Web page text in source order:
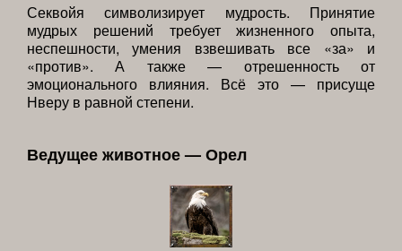
Секвойя символизирует мудрость. Принятие
мудрых решений требует жизненного опыта,
неспешности, умения взвешивать все «за» и
«против». А также — отрешенность от
эмоционального влияния. Всё это — присуще
Нверу в равной степени.
Ведущее животное — Орел